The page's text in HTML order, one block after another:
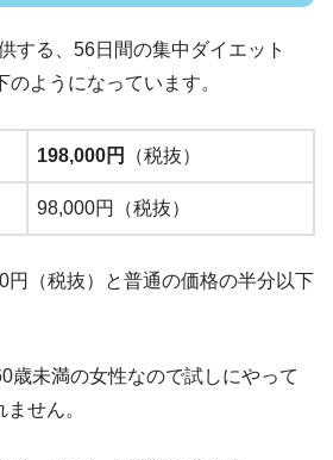
する、56日間の集中ダイエット
のようになっています。
198,000円 （税抜）
98,000円（税抜）
円（税抜）と普通の価格の半分以下
歳未満の女性なので試しにやって
せん。